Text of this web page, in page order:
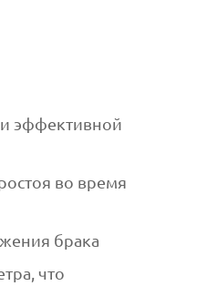
эффективной
во время
брака
что